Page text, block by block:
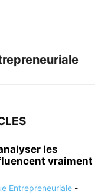
les
vraiment
Entrepreneuriale -